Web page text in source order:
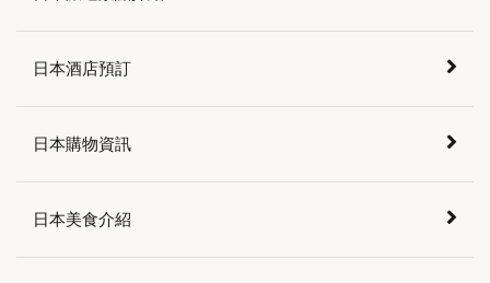
日本酒店預訂
日本購物資訊
日本美食介紹